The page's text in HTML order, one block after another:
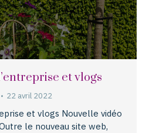
et vlogs
22 avril 2022
et vlogs Nouvelle vidéo
le nouveau site web,